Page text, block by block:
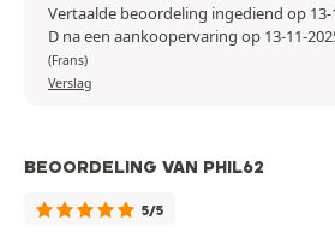
Vertaalde beoordeling ingediend op 13-
D na een aankoopervaring op 13-11-
(Frans)
Verslag
BEOORDELING VAN PHIL62
5/5